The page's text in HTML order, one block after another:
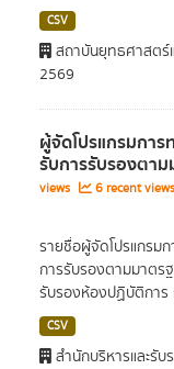
CSV
สถาบันยุทธศาสตร์
2569
ผู้จัดโปรแกรมกา
รับการรับรองตาม
views
6 recent views
รายชื่อผู้จัดโปรแกร
การรับรองตามมาตร
รับรองห้องปฏิบัติการ
CSV
สำนักบริหารและรั